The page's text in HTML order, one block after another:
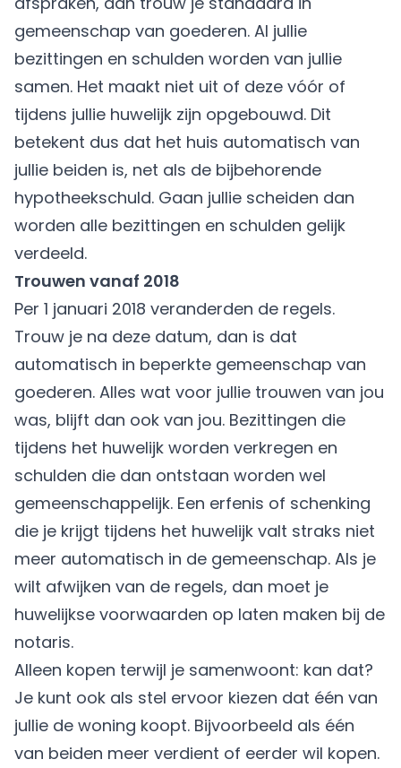
gemeenschap van goederen. Al jullie
bezittingen en schulden worden van jullie
samen. Het maakt niet uit of deze vóór of
tijdens jullie huwelijk zijn opgebouwd. Dit
betekent dus dat het huis automatisch van
jullie beiden is, net als de bijbehorende
hypotheekschuld. Gaan jullie scheiden dan
worden alle bezittingen en schulden gelijk
verdeeld.
Trouwen vanaf 2018
Per 1 januari 2018 veranderden de regels.
Trouw je na deze datum, dan is dat
automatisch in beperkte gemeenschap van
goederen. Alles wat voor jullie trouwen van jou
was, blijft dan ook van jou. Bezittingen die
tijdens het huwelijk worden verkregen en
schulden die dan ontstaan worden wel
gemeenschappelijk. Een erfenis of schenking
die je krijgt tijdens het huwelijk valt straks niet
meer automatisch in de gemeenschap. Als je
wilt afwijken van de regels, dan moet je
huwelijkse voorwaarden op laten maken bij de
notaris.
Alleen kopen terwijl je samenwoont: kan dat?
Je kunt ook als stel ervoor kiezen dat één van
jullie de woning koopt. Bijvoorbeeld als één
van beiden meer verdient of eerder wil kopen.